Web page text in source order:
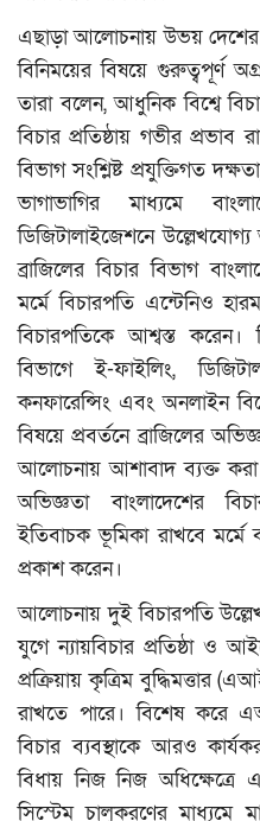
এছাড়া আলোচনায় উভয় দেশের
বিনিময়ের বিষয়ে গুরুত্বপূর্ণ
তারা বলেন, আধুনিক বিশ্বে
বিচার প্রতিষ্ঠায় গভীর প্রভাব
বিভাগ সংশ্লিষ্ট প্রযুক্তিগত
ভাগাভাগির মাধ্যমে
ডিজিটালাইজেশনে
ব্রাজিলের বিচার বিভাগ
মর্মে বিচারপতি এন্টেনিও
বিচারপতিকে আশ্বস্ত করেন।
বিভাগে ই-ফাইলিং,
কনফারেন্সিং এবং অনলাইন
বিষয়ে প্রবর্তনে ব্রাজিলের
আলোচনায় আশাবাদ ব্যক্ত করা
অভিজ্ঞতা বাংলাদেশের
ইতিবাচক ভূমিকা রাখবে মর্মে
প্রকাশ করেন।
আলোচনায় দুই বিচারপতি
যুগে ন্যায়বিচার প্রতিষ্ঠা ও
প্রক্রিয়ায় কৃত্রিম বুদ্ধিমত্তার
রাখতে পারে। বিশেষ করে
বিচার ব্যবস্থাকে আরও
বিধায় নিজ নিজ
সিস্টেম চালুকরণের মাধ্যমে